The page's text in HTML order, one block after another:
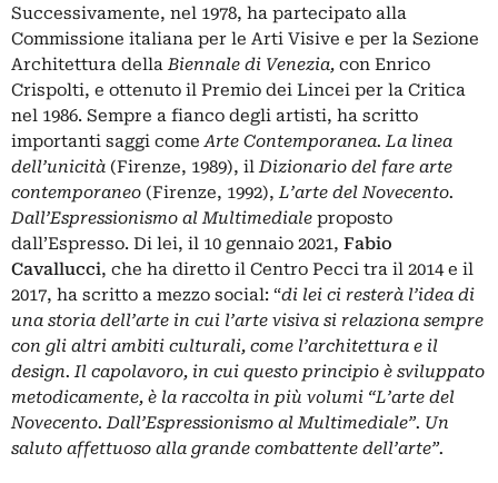
Successivamente, nel 1978, ha partecipato alla
Commissione italiana per le Arti Visive e per la Sezione
Architettura dellaBiennale di Venezia, con Enrico
Crispolti, e ottenuto il Premio dei Lincei per la Critica
nel 1986. Sempre a fianco degli artisti, ha scritto
importanti saggi comeArte Contemporanea. La linea
dell’unicità (Firenze, 1989), ilDizionario del fare arte
contemporaneo (Firenze, 1992),L’arte del Novecento.
Dall’Espressionismo al Multimediale proposto
dall’Espresso. Di lei, il 10 gennaio 2021, Fabio
Cavallucci, che ha diretto il Centro Pecci tra il 2014 e il
2017, ha scritto a mezzo social: “di lei ci resterà l’idea di
una storia dell’arte in cui l’arte visiva si relaziona sempre
con gli altri ambiti culturali, come l’architettura e il
design. Il capolavoro, in cui questo principio è sviluppato
metodicamente, è la raccolta in più volumi “L’arte del
Novecento. Dall’Espressionismo al Multimediale”. Un
saluto affettuoso alla grande combattente dell’arte”.